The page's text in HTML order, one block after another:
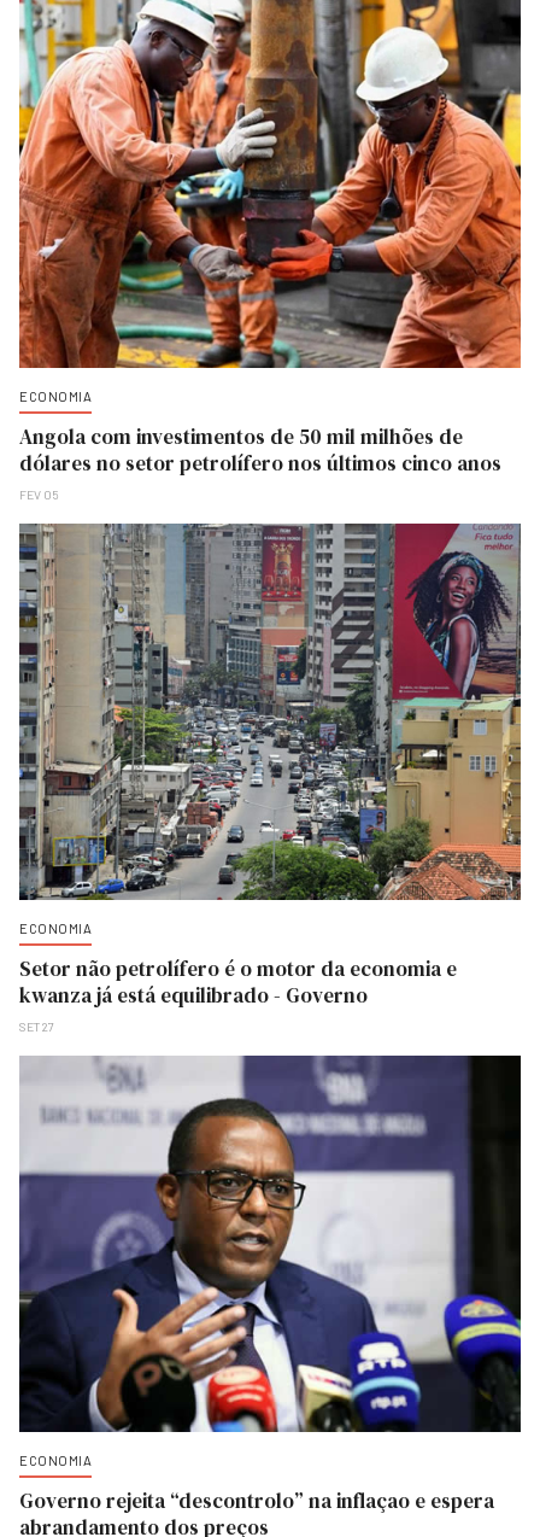
ECONOMIA
Angola com investimentos de 50 mil milhões de
dólares no setor petrolífero nos últimos cinco anos
FEV 05
ECONOMIA
Setor não petrolífero é o motor da economia e
kwanza já está equilibrado - Governo
SET 27
ECONOMIA
Governo rejeita “descontrolo” na inflaçao e espera
abrandamento dos preços